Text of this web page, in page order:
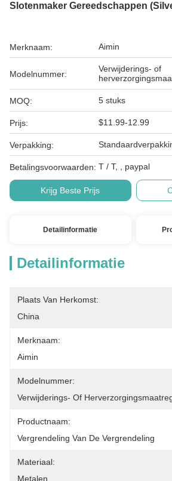
Slotenmaker Gereedschappen
Merknaam: Aimin
Modelnummer:
Verwijderings- of
MOQ: 5 stuks
Prijs: $11.99-12.99
Verpakking:
Betalingsvoorwaarden: T / T, , paypal
Krijg Beste Prijs
Detailinformatie
Detailinformatie
Plaats Van Herkomst:
China
Merknaam:
Aimin
Modelnummer:
Verwijderings- Of
Productnaam:
Vergrendeling Van De Vergrendeling
Materiaal:
Metalen